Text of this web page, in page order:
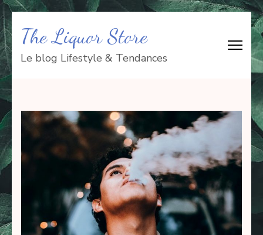
Aller
au
contenu
(Pressez
Entrée)
The Liquor Store
Le blog Lifestyle & Tendances